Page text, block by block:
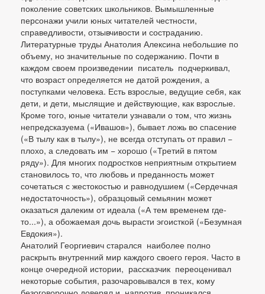
поколение советских школьников. Вымышленные
персонажи учили юных читателей честности,
справедливости, отзывчивости и состраданию.
Литературные труды Анатолия Алексина небольшие по
объему, но значительные по содержанию. Почти в
каждом своем произведении писатель подчеркивал,
что возраст определяется не датой рождения, а
поступками человека. Есть взрослые, ведущие себя, как
дети, и дети, мыслящие и действующие, как взрослые.
Кроме того, юные читатели узнавали о том, что жизнь
непредсказуема («Ивашов»), бывает ложь во спасение
(«В тылу как в тылу»), не всегда отступать от правил −
плохо, а следовать им − хорошо («Третий в пятом
ряду»). Для многих подростков неприятным открытием
становилось то, что любовь и преданность может
сочетаться с жестокостью и равнодушием («Сердечная
недостаточность»), образцовый семьянин может
оказаться далеким от идеала («А тем временем где-
то...»), а обожаемая дочь вырасти эгоисткой («Безумная
Евдокия»).
Анатолий Георгиевич старался наиболее полно
раскрыть внутренний мир каждого своего героя. Часто в
конце очередной истории, рассказчик переоценивал
некоторые события, разочаровывался в тех, кому